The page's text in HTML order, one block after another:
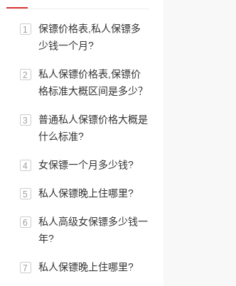
1
保镖价格表,私人保镖多
少钱一个月?
2
私人保镖价格表,保镖价
格标准大概区间是多少？
3
普通私人保镖价格大概是
什么标准?
4 女保镖一个月多少钱?
5 私人保镖晚上住哪里?
6
私人高级女保镖多少钱一
年?
7 私人保镖晚上住哪里?